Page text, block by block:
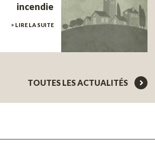
incendie
> LIRE LA SUITE
TOUTES LES ACTUALITÉS